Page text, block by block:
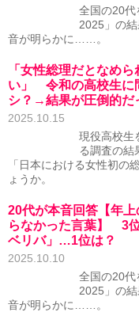
全国の20代
2025」の
音が明らかに……。
「女性総理だとなめ
い」 令和の高校生に
シ？→結果が圧倒的だ
2025.10.15
現役高校生
る調査の結
「日本における女性初の
ょうか。
20代が本音回答【年
らなかった言葉】 3
ベリバ」…1位は？
2025.10.10
全国の20代
2025」の
音が明らかに……。